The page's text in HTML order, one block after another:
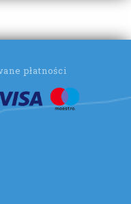
płatności